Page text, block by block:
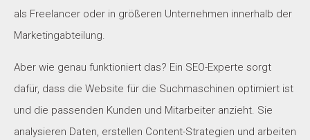
als Freelancer oder in größeren Unternehmen innerhalb der
Marketingabteilung.
Aber wie genau funktioniert das? Ein SEO-Experte sorgt
dafür, dass die Website für die Suchmaschinen optimiert ist
und die passenden Kunden und Mitarbeiter anzieht. Sie
analysieren Daten, erstellen Content-Strategien und arbeiten